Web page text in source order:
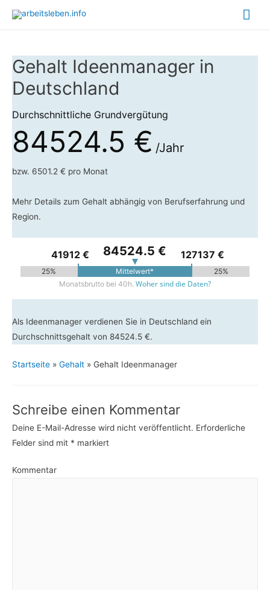
Gehalt Ideenmanager in
Deutschland
Durchschnittliche Grundvergütung
84524.5 € /Jahr
bzw. 6501.2 € pro Monat
Mehr Details zum Gehalt abhängig von Berufserfahrung und
Region.
41912 € 84524.5 € 127137 €
25% Mittelwert*
25%
Monatsbrutto bei 40h. Woher sind die Daten?
Als Ideenmanager verdienen Sie in Deutschland ein
Durchschnittsgehalt von 84524.5 €.
Startseite » Gehalt » Gehalt Ideenmanager
Schreibe einen Kommentar
Deine E-Mail-Adresse wird nicht veröffentlicht. Erforderliche
Felder sind mit * markiert
Kommentar